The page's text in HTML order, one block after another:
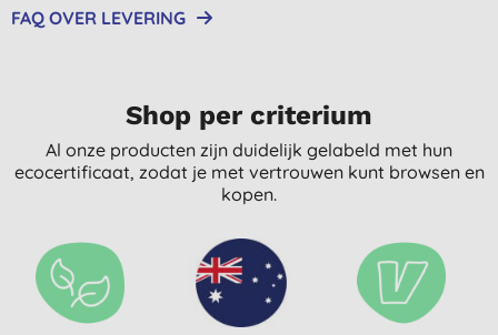
FAQ OVER LEVERING
Shop per criterium
Al onze producten zijn duidelijk gelabeld met hun
ecocertificaat, zodat je met vertrouwen kunt browsen en
kopen.